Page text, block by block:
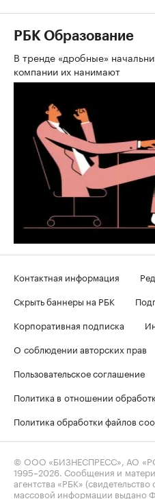
РБК Образование
В тренде «дробные»
компании их нанимают
Контактная информация
Скрыть баннеры на РБК
Корпоративная подписка
О соблюдении авторских прав
Пользовательское соглашение
Политика в отношении
Политика обработки файлов
© ООО «БИЗНЕСПРЕСС», АО
1995–2026. Сообщения и
агентства «РБК»
массовой информации выдано